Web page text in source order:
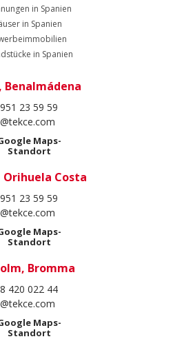
in Spanien
in Spanien
in Spanien
Benalmádena
23 59 59
Maps-
Standort
Costa
23 59 59
Maps-
Standort
Bromma
420 022 44
Maps-
Standort